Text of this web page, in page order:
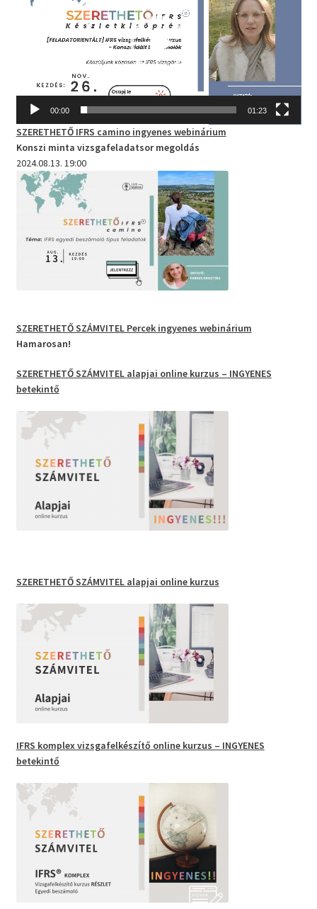
00:00 01:23
SZERETHETŐ IFRS camino ingyenes webinárium
Konszi minta vizsgafeladatsor megoldás
2024.08.13. 19:00
SZERETHETŐ SZÁMVITEL Percek ingyenes webinárium
Hamarosan!
SZERETHETŐ SZÁMVITEL alapjai online kurzus – INGYENES
betekintő
SZERETHETŐ SZÁMVITEL alapjai online kurzus
IFRS komplex vizsgafelkészítő online kurzus – INGYENES
betekintő